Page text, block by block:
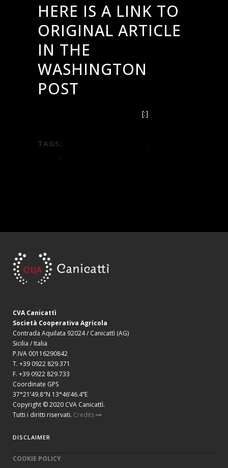
HERE IS A LINK TO
ORIGINAL ARTICLE
IN THE
WASHINGTON
POST
[:]
TAGS: , ,
,
CVA Canicattì
Società Cooperativa Agricola
Contrada Aquilata 92024 / Canicattì (AG)
Sicilia / Italia
P.IVA 00116290842
T. +39 0922 829.371
F. +39 0922 829.733
Coordinate GPS
37°21’49.8″N 13°46’46.4”E
Copyright © 2020 CVA Canicattì.
Tutti i diritti riservati. Credits
DISCLAIMER
COOKIE POLICY